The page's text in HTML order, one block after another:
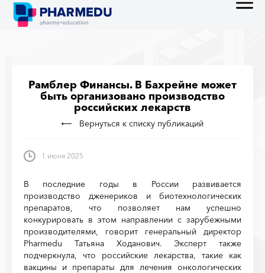
Рамблер Финансы. В Бахрейне может
быть организовано производство
российских лекарств
Вернуться к списку публикаций
1 июня 2025
В последние годы в России развивается
производство дженериков и биотехнологических
препаратов, что позволяет нам успешно
конкурировать в этом направлении с зарубежными
производителями, говорит генеральный директор
Pharmedu Татьяна Ходанович. Эксперт также
подчеркнула, что российские лекарства, такие как
вакцины и препараты для лечения онкологических